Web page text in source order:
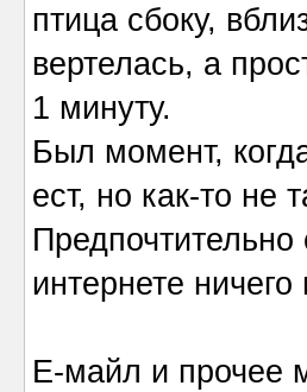
птица сбоку,
вертелась, а
1 минуту.
Был момент,
ест, но как-то не
интернете
Е-майл и прочее